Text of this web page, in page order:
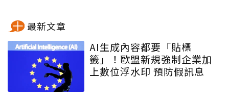
最新文章
AI生成內容都要「貼標
籤」！歐盟新規強制企業加
上數位浮水印 預防假訊息